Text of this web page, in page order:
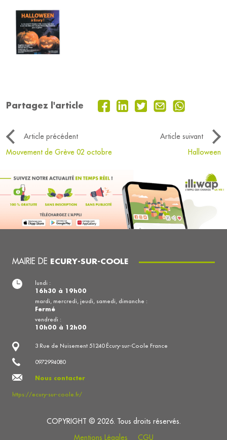
Partagez l'article
Article précédent
Article suivant
Mouvement de Grève 02 octobre
Halloween
MAIRIE DE ECURY-SUR-COOLE
3 Rue de Nuisement 51240 Écury-sur-Coole France
0972994080
Nous contacter
https://ecury-sur-coole.fr/
lundi :
16h30 à 19h00
mardi, mercredi, jeudi, samedi, dimanche :
Fermé
vendredi :
10h00 à 12h00
COPYRIGHT © 2026. Tous droits réservés.
Mentions Légales
CGU